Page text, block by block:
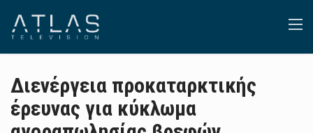
Διενέργεια προκαταρκτικής
έρευνας για κύκλωμα